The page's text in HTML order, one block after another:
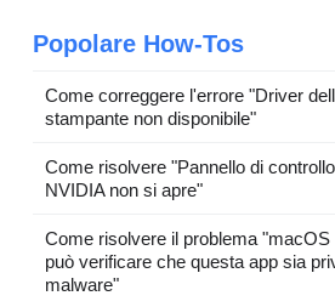
Popolare How-Tos
Come correggere l'errore "Driver
stampante non disponibile"
Come risolvere "Pannello di controllo
NVIDIA non si apre"
Come risolvere il problema "macOS
può verificare che questa app sia
malware"